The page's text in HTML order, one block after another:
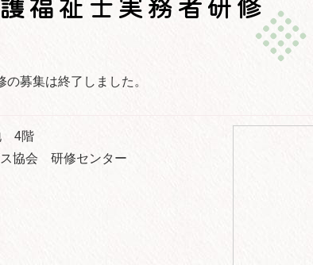
募集は終了しました。
4階
ス協会 研修センター